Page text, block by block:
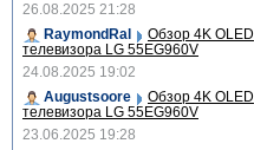
26.08.2025 21:28
RaymondRal
Обзор 4K OLED
телевизора LG 55EG960V
24.08.2025 19:02
Augustsoore
Обзор 4K OLED
телевизора LG 55EG960V
23.06.2025 19:28